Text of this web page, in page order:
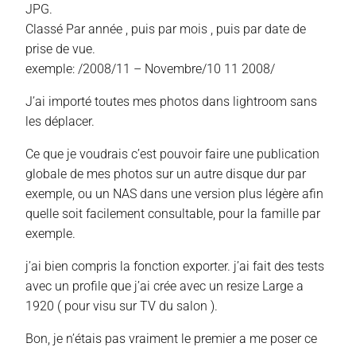
JPG.
Classé Par année , puis par mois , puis par date de
prise de vue.
exemple: /2008/11 – Novembre/10 11 2008/
J’ai importé toutes mes photos dans lightroom sans
les déplacer.
Ce que je voudrais c’est pouvoir faire une publication
globale de mes photos sur un autre disque dur par
exemple, ou un NAS dans une version plus légère afin
quelle soit facilement consultable, pour la famille par
exemple.
j’ai bien compris la fonction exporter. j’ai fait des tests
avec un profile que j’ai crée avec un resize Large a
1920 ( pour visu sur TV du salon ).
Bon, je n’étais pas vraiment le premier a me poser ce